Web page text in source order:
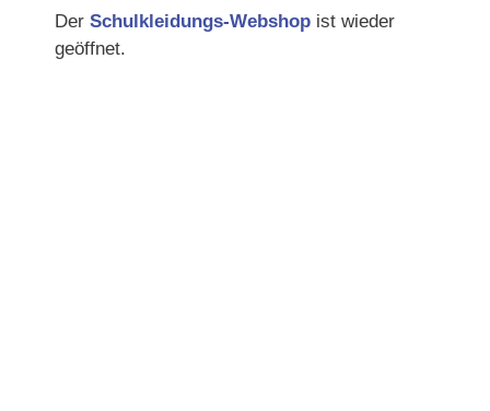
Der Schulkleidungs-Webshop ist wieder
geöffnet.